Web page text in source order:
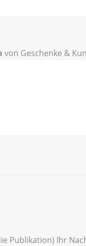
von Geschenke &
Publikation) Ihr